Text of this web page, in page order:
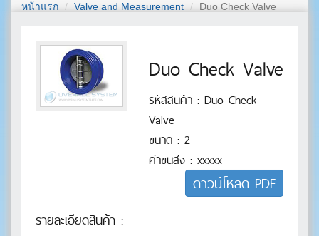
◆Other Products
หน้าแรก Valve and Measurement Duo Check Valve
Duo Check Valve
รหัสสินค้า : Duo Check
Valve
ขนาด : 2
ค่าขนส่ง : xxxxx
ดาวน์โหลด PDF
รายละเอียดสินค้า :